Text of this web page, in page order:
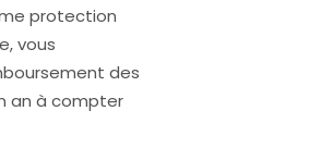
protection
vous
des
an à compter